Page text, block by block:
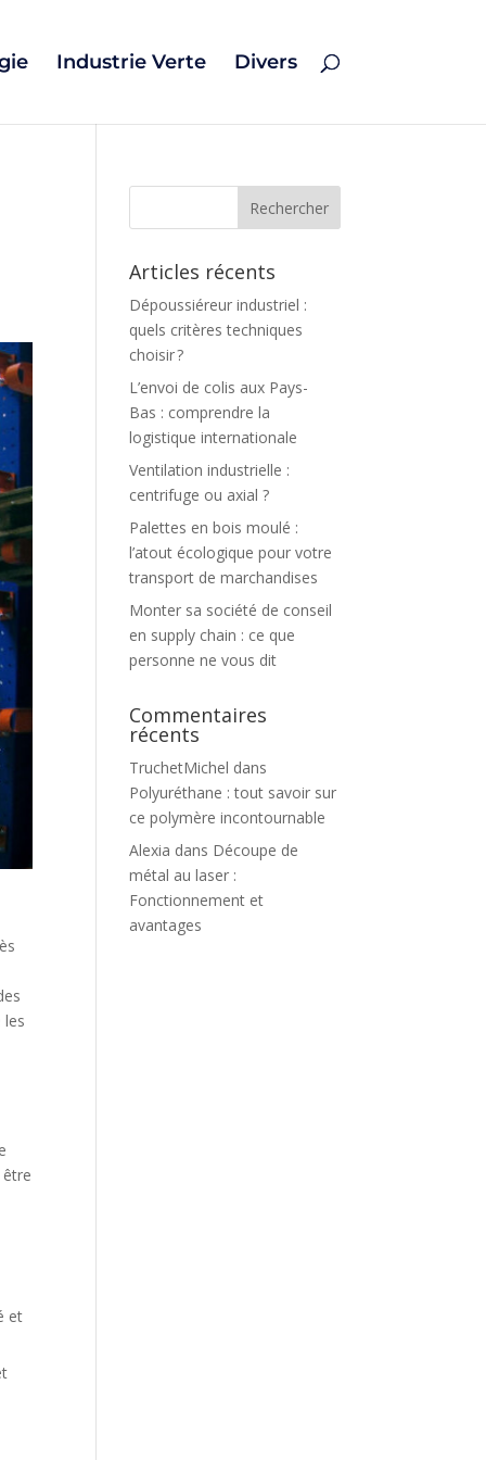
Industrie Verte Divers
les
et
Articles récents
Dépoussiéreur industriel :
quels critères techniques
choisir ?
L’envoi de colis aux Pays-
Bas : comprendre la
logistique internationale
Ventilation industrielle :
centrifuge ou axial ?
Palettes en bois moulé :
l’atout écologique pour votre
transport de marchandises
Monter sa société de conseil
en supply chain : ce que
personne ne vous dit
Commentaires
récents
TruchetMichel dans
Polyuréthane : tout savoir sur
ce polymère incontournable
Alexia dans Découpe de
métal au laser :
Fonctionnement et
avantages